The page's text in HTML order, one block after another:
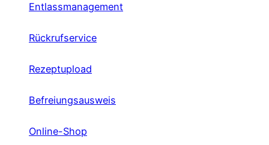
Entlassmanagement
Rückrufservice
Rezeptupload
Befreiungsausweis
Online-Shop